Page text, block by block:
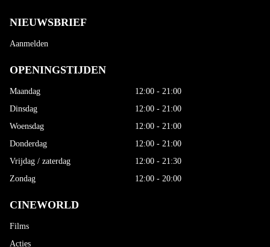
NIEUWSBRIEF
Aanmelden
OPENINGSTIJDEN
Maandag
12:00 - 21:00
Dinsdag
12:00 - 21:00
Woensdag
12:00 - 21:00
Donderdag
12:00 - 21:00
Vrijdag / zaterdag
12:00 - 21:30
Zondag
12:00 - 20:00
CINEWORLD
Films
Acties